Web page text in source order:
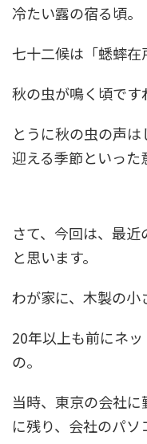
冷たい露の宿る頃。
七十二候は「蟋蟀在
秋の虫が鳴く頃です
とうに秋の虫の声
迎える季節といった
さて、今回は、最
と思います。
わが家に、木製の小
20年以上も前にネ
の。
当時、東京の会社
に残り、会社のパソ